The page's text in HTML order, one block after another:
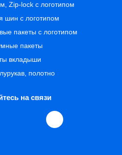
Zip-lock с логотипом
шин с логотипом
пакеты с логотипом
пакеты
вкладыши
полотно
на связи